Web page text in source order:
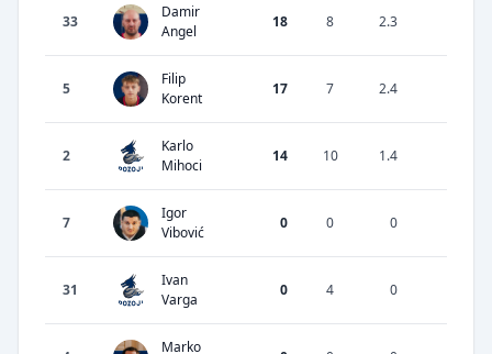
33
Damir
Angel
18 8 2.3
5
Filip
Korent
17 7 2.4
2
Karlo
Mihoci
14 10 1.4
7
Igor
Vibović
0 0 0
31
Ivan
Varga
0 4 0
Marko